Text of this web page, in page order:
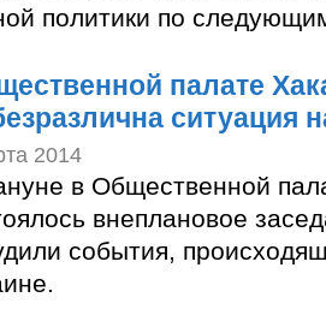
политики по
палате
ситуация
2014
в Общественной
внеплановое
события,